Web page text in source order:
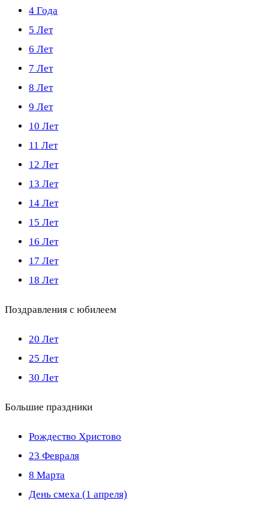
4 Года
5 Лет
6 Лет
7 Лет
8 Лет
9 Лет
10 Лет
11 Лет
12 Лет
13 Лет
14 Лет
15 Лет
16 Лет
17 Лет
18 Лет
Поздравления с юбилеем
20 Лет
25 Лет
30 Лет
Большие праздники
Рождество Христово
23 Февраля
8 Марта
День смеха (1 апреля)